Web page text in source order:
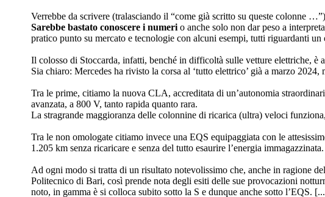
Verrebbe da scrivere (tralasciando il “come già scritto su queste colonne
Sarebbe bastato conoscere i numeri o anche solo non dar peso a
pratico punto su mercato e tecnologie con alcuni esempi, tutti riguardanti
Il colosso di Stoccarda, infatti, benché in difficoltà sulle vetture elettriche,
Sia chiaro: Mercedes ha rivisto la corsa al ‘tutto elettrico’ già a marzo
Tra le prime, citiamo la nuova CLA, accreditata di un’autonomia
avanzata, a 800 V, tanto rapida quanto rara.
La stragrande maggioranza delle colonnine di ricarica (ultra) veloci
Tra le non omologate citiamo invece una EQS equipaggiata con le
1.205 km senza ricaricare e senza del tutto esaurire l’energia
Ad ogni modo si tratta di un risultato notevolissimo che, anche in ragione
Politecnico di Bari, così prende nota degli esiti delle sue provocazioni
noto, in gamma è si colloca subito sotto la S e dunque anche sotto l’EQS.